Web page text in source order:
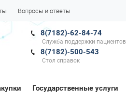
Вопросы и ответы
8(7182)-62-84-74
Служба поддержки пациентов
8(7182)-500-543
Стол справок
Государственные услуги